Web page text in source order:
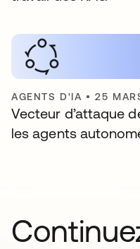
AGENTS D'IA •25
Vecteur d’attaque
les agents